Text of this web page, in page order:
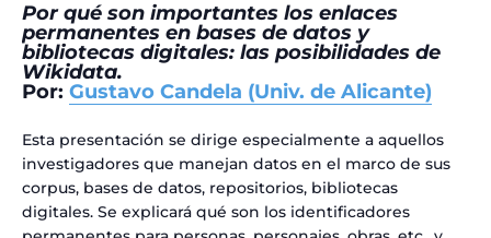
Por qué son importantes los enlaces
permanentes en bases de datos y
bibliotecas digitales: las posibilidades de
Wikidata.
Por: Gustavo Candela (Univ. de Alicante)
Esta presentación se dirige especialmente a aquellos
investigadores que manejan datos en el marco de sus
corpus, bases de datos, repositorios, bibliotecas
digitales. Se explicará qué son los identificadores